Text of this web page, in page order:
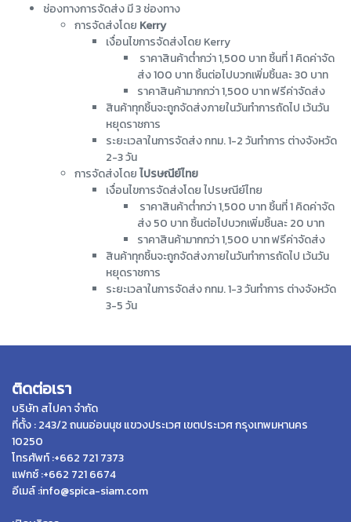
ช่องทางการจัดส่ง มี 3 ช่องทาง
การจัดส่งโดย Kerry
เงื่อนไขการจัดส่งโดย Kerry
ราคาสินค้าต่ำกว่า 1,500 บาท ชิ้นที่ 1 คิดค่าจัด
ส่ง 100 บาท ชิ้นต่อไปบวกเพิ่มชิ้นละ 30 บาท
ราคาสินค้ามากกว่า 1,500 บาท ฟรีค่าจัดส่ง
สินค้าทุกชิ้นจะถูกจัดส่งภายในวันทำการถัดไป เว้นวัน
หยุดราชการ
ระยะเวลาในการจัดส่ง กทม. 1-2 วันทำการ ต่างจังหวัด
2-3 วัน
การจัดส่งโดยไปรษณีย์ไทย
เงื่อนไขการจัดส่งโดย ไปรษณีย์ไทย
ราคาสินค้าต่ำกว่า 1,500 บาท ชิ้นที่ 1 คิดค่าจัด
ส่ง 50 บาท ชิ้นต่อไปบวกเพิ่มชิ้นละ 20 บาท
ราคาสินค้ามากกว่า 1,500 บาท ฟรีค่าจัดส่ง
สินค้าทุกชิ้นจะถูกจัดส่งภายในวันทำการถัดไป เว้นวัน
หยุดราชการ
ระยะเวลาในการจัดส่ง กทม. 1-3 วันทำการ ต่างจังหวัด
3-5 วัน
ติดต่อเรา
บริษัท สไปคา จำกัด
ที่ตั้ง : 243/2 ถนนอ่อนนุช แขวงประเวศ เขตประเวศ กรุงเทพมหานคร
10250
โทรศัพท์ :+662 721 7373
แฟกซ์ :+662 721 6674
อีเมล์ :info@spica-siam.com